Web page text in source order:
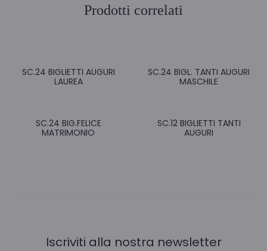
Prodotti correlati
SC.24 BIGLIETTI AUGURI
LAUREA
SC.24 BIGL. TANTI AUGURI
MASCHILE
SC.24 BIG.FELICE
MATRIMONIO
SC.12 BIGLIETTI TANTI
AUGURI
Iscriviti alla nostra newsletter